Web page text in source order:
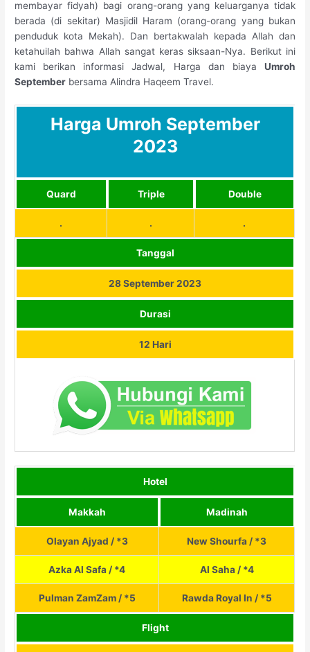
membayar fidyah) bagi orang-orang yang keluarganya tidak
berada (di sekitar) Masjidil Haram (orang-orang yang bukan
penduduk kota Mekah). Dan bertakwalah kepada Allah dan
ketahuilah bahwa Allah sangat keras siksaan-Nya. Berikut ini
kami berikan informasi Jadwal, Harga dan biaya Umroh
September bersama Alindra Haqeem Travel.
Harga Umroh September
2023
Quard Triple Double
. . .
Tanggal
28 September 2023
Durasi
12 Hari
Hotel
Makkah Madinah
Olayan Ajyad / *3 New Shourfa / *3
Azka Al Safa / *4 Al Saha / *4
Pulman ZamZam / *5 Rawda Royal In / *5
Flight